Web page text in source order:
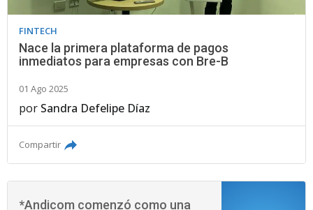
FINTECH
Nace la primera plataforma de pagos
inmediatos para empresas con Bre-B
01 Ago 2025
por Sandra Defelipe Díaz
Compartir
*Andicom comenzó como una